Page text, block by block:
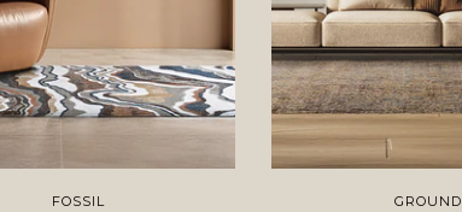
FOSSIL GROUND